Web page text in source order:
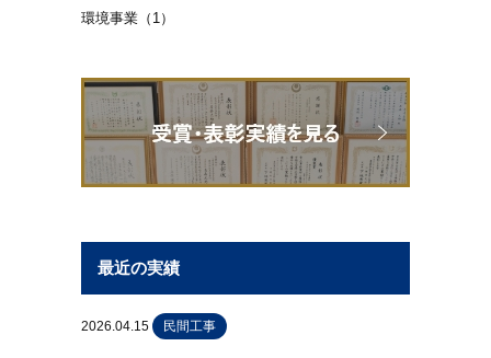
環境事業（1）
最近の実績
2026.04.15 民間工事